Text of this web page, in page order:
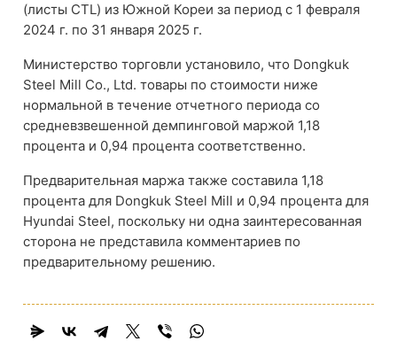
(листы CTL) из Южной Кореи за период с 1 февраля
2024 г. по 31 января 2025 г.
Министерство торговли установило, что Dongkuk
Steel Mill Co., Ltd. товары по стоимости ниже
нормальной в течение отчетного периода со
средневзвешенной демпинговой маржой 1,18
процента и 0,94 процента соответственно.
Предварительная маржа также составила 1,18
процента для Dongkuk Steel Mill и 0,94 процента для
Hyundai Steel, поскольку ни одна заинтересованная
сторона не представила комментариев по
предварительному решению.